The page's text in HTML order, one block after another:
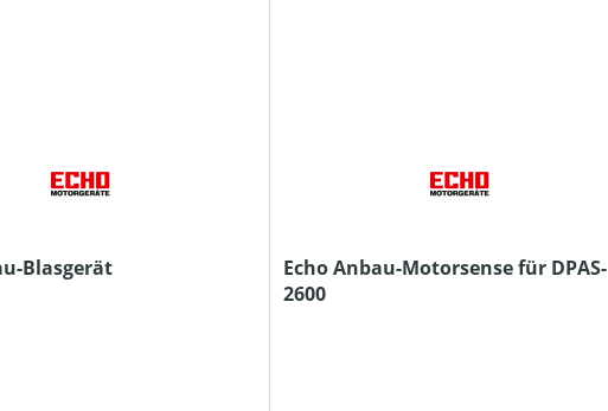
Blasgerät
Echo Anbau-Motorsense für DPAS-
2600